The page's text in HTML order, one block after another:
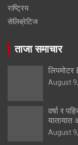
राष्ट्रिय
सेलिब्रेटिज
ताजा समाचार
लिपमोटर
August
वर्षा र
यातायात
August